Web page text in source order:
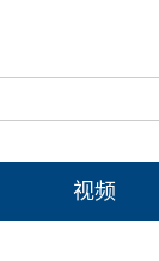
视频